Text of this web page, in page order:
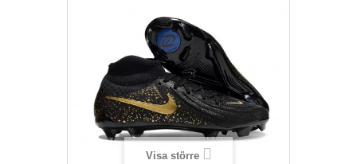
Visa större